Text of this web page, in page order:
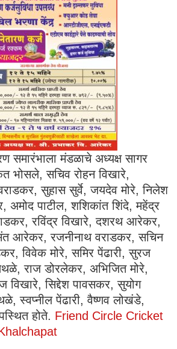
समारंभाला मंडळाचे अध्यक्ष सागर
भोसले, सचिव रोहन विखारे,
सुहास सुर्वे, जयदेव मोरे, निलेश
अमोद पाटील, शशिकांत शिंदे, महेंद्र
रविंद्र विखारे, दशरथ आरेकर,
आरेकर, रजनीनाथ वराडकर, सचिन
विवेक मोरे, समिर पेंढारी, सुरज
राज डोरलेकर, अभिजित मोरे,
विखारे, सिद्देश पावसकर, सुयोग
स्वप्नील पेंढारी, वैष्णव लोखंडे,
होते. Friend Circle Cricket